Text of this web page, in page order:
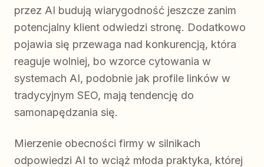
przez AI budują wiarygodność jeszcze zanim
potencjalny klient odwiedzi stronę. Dodatkowo
pojawia się przewaga nad konkurencją, która
reaguje wolniej, bo wzorce cytowania w
systemach AI, podobnie jak profile linków w
tradycyjnym SEO, mają tendencję do
samonapędzania się.
Mierzenie obecności firmy w silnikach
odpowiedzi AI to wciąż młoda praktyka, której